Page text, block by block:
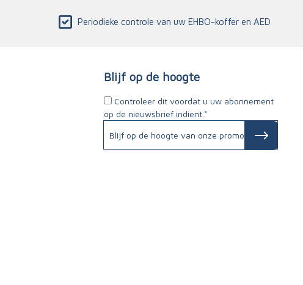
Periodieke controle van uw EHBO-koffer en AED
Blijf op de hoogte
Controleer dit voordat u uw abonnement
op de nieuwsbrief indient.*